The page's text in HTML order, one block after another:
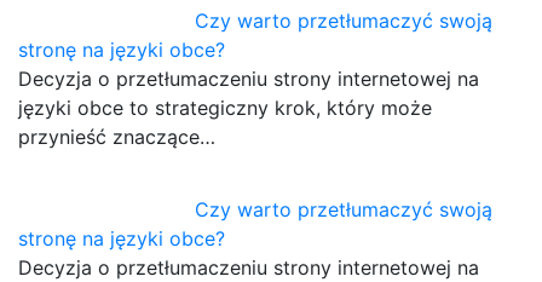
Czy warto przetłumaczyć swoją
stronę na języki obce?
Decyzja o przetłumaczeniu strony internetowej na
języki obce to strategiczny krok, który może
przynieść znaczące…
Czy warto przetłumaczyć swoją
stronę na języki obce?
Decyzja o przetłumaczeniu strony internetowej na